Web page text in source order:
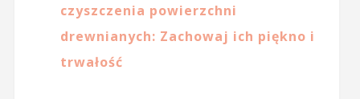
czyszczenia powierzchni
drewnianych: Zachowaj ich piękno i
trwałość